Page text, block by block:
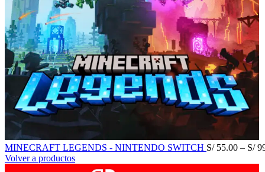
MINECRAFT LEGENDS - NINTENDO SWITCH S/55.00 – S/
Volver a productos